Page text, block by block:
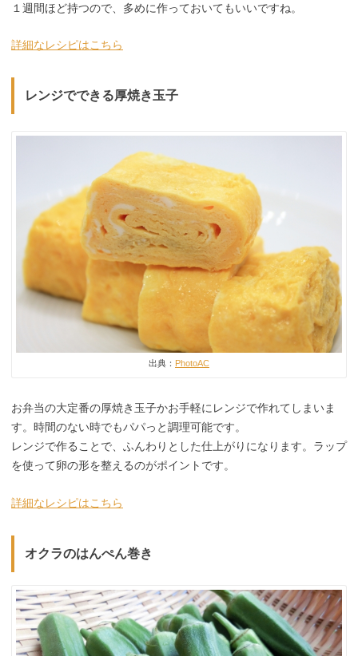
１週間ほど持つので、多めに作っておいてもいいですね。
詳細なレシピはこちら
レンジでできる厚焼き玉子
出典： PhotoAC
お弁当の大定番の厚焼き玉子かお手軽にレンジで作れてしまいま
す。時間のない時でもパパっと調理可能です。
レンジで作ることで、ふんわりとした仕上がりになります。ラップ
を使って卵の形を整えるのがポイントです。
詳細なレシピはこちら
オクラのはんぺん巻き